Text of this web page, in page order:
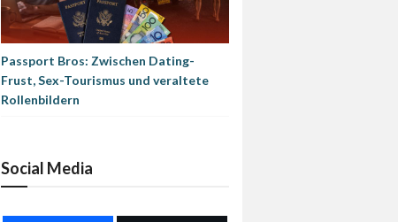
Passport Bros: Zwischen Dating-
Frust, Sex-Tourismus und veraltete
Rollenbildern
Social Media